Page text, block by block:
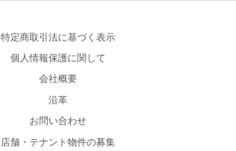
特定商取引法に基づく表示
個人情報保護に関して
会社概要
沿革
お問い合わせ
店舗・テナント物件の募集